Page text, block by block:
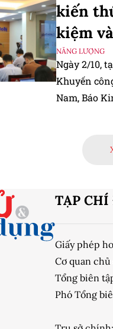
kiến
kiệm
NĂNG LƯỢNG
Ngày 2/10,
Khuyến
Nam, Báo
TẠP
Giấy phép
Cơ quan chủ
Tổng biên
Phó Tổng